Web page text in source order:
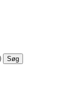
Søg